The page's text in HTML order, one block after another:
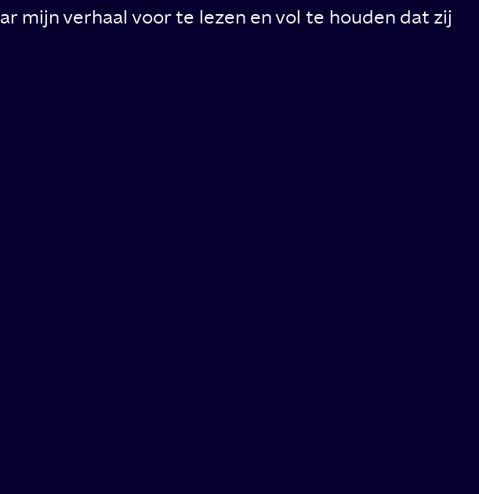
mijn verhaal voor te lezen en vol te houden dat zij